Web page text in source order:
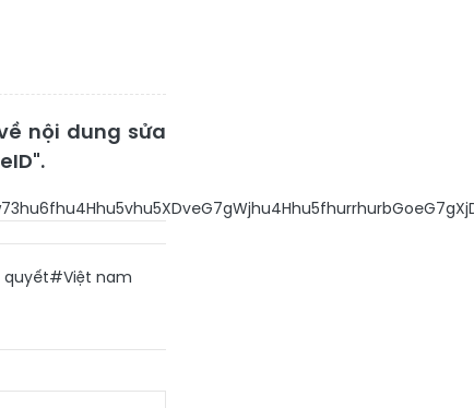
nội dung sửa
quyết#Việt nam